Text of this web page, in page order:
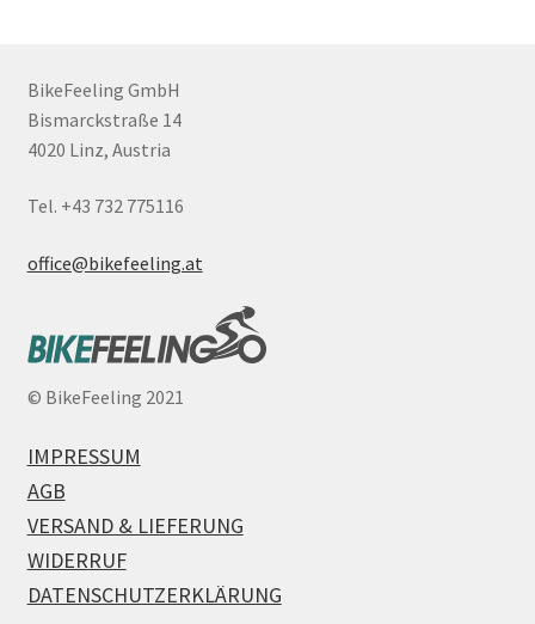
BikeFeeling GmbH
Bismarckstraße 14
4020 Linz, Austria
Tel. +43 732 775116
office@bikefeeling.at
© BikeFeeling 2021
IMPRESSUM
AGB
VERSAND & LIEFERUNG
WIDERRUF
DATENSCHUTZERKLÄRUNG